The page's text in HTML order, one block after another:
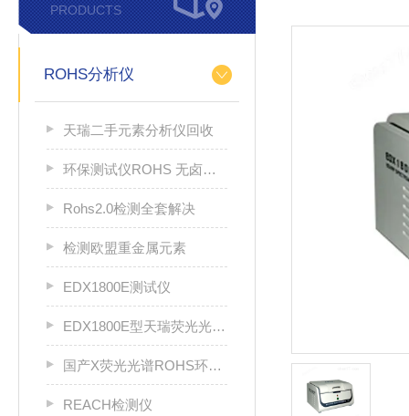
PRODUCTS
ROHS分析仪
天瑞二手元素分析仪回收
环保测试仪ROHS 无卤分析仪 rohs仪
Rohs2.0检测全套解决
检测欧盟重金属元素
EDX1800E测试仪
EDX1800E型天瑞荧光光谱分析仪
国产X荧光光谱ROHS环保分析仪
REACH检测仪